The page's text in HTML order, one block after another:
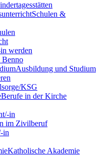
Schulen &
werden
Benno
Ausbildung und Studium
KSG
Berufe in der Kirche
in
im Zivilberuf
in
Katholische Akademie